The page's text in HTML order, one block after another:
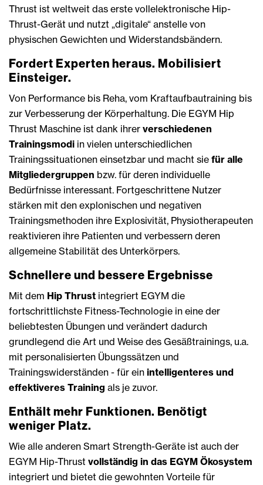
Thrust ist weltweit das erste vollelektronische Hip-
Thrust-Gerät und nutzt „digitale“ anstelle von
physischen Gewichten und Widerstandsbändern.
Fordert Experten heraus. Mobilisiert
Einsteiger.
Von Performance bis Reha, vom Kraftaufbautraining bis
zur Verbesserung der Körperhaltung. Die EGYM Hip
Thrust Maschine ist dank ihrer verschiedenen
Trainingsmodi in vielen unterschiedlichen
Trainingssituationen einsetzbar und macht sie für alle
Mitgliedergruppen bzw. für deren individuelle
Bedürfnisse interessant. Fortgeschrittene Nutzer
stärken mit den explonischen und negativen
Trainingsmethoden ihre Explosivität, Physiotherapeuten
reaktivieren ihre Patienten und verbessern deren
allgemeine Stabilität des Unterkörpers.
Schnellere und bessere Ergebnisse
Mit dem Hip Thrust integriert EGYM die
fortschrittlichste Fitness-Technologie in eine der
beliebtesten Übungen und verändert dadurch
grundlegend die Art und Weise des Gesäßtrainings, u.a.
mit personalisierten Übungssätzen und
Trainingswiderständen - für ein intelligenteres und
effektiveres Training als je zuvor.
Enthält mehr Funktionen. Benötigt
weniger Platz.
Wie alle anderen Smart Strength-Geräte ist auch der
EGYM Hip-Thrust vollständig in das EGYM Ökosystem
integriert und bietet die gewohnten Vorteile für